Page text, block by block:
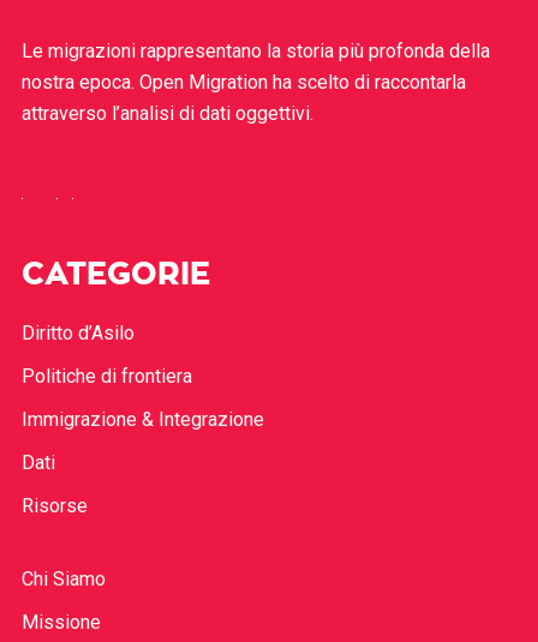
Le migrazioni rappresentano la storia più profonda della
nostra epoca. Open Migration ha scelto di raccontarla
attraverso l’analisi di dati oggettivi.
CATEGORIE
Diritto d’Asilo
Politiche di frontiera
Immigrazione & Integrazione
Dati
Risorse
Chi Siamo
Missione